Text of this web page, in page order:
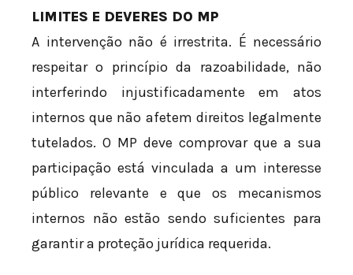
LIMITES E DEVERES DO MP
A intervenção não é irrestrita. É necessário
respeitar o princípio da razoabilidade, não
interferindo injustificadamente em atos
internos que não afetem direitos legalmente
tutelados. O MP deve comprovar que a sua
participação está vinculada a um interesse
público relevante e que os mecanismos
internos não estão sendo suficientes para
garantir a proteção jurídica requerida.